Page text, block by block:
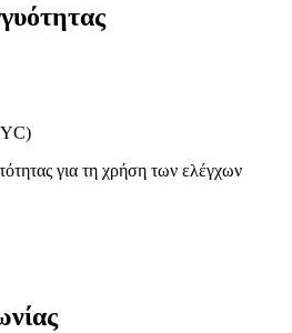
για τη χρήση των ελέγχων